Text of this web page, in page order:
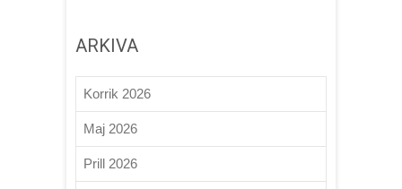
ARKIVA
Korrik 2026
Maj 2026
Prill 2026